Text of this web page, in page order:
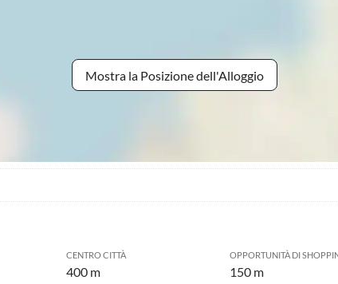
Mostra la Posizione dell'Alloggio
CENTRO CITTÀ
400 m
OPPORTUNITÀ DI
150 m